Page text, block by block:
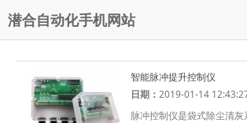
潜合自动化手机网站
智能脉冲提升控制仪
日期：2019-01-14
脉冲控制仪是袋式除尘清